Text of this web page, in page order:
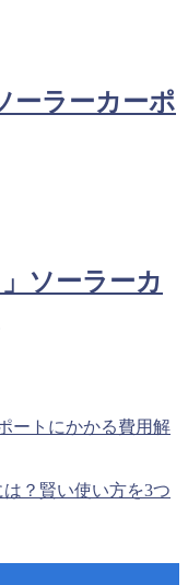
ーラーカーポ
ソーラーカ
ートにかかる費用解
？賢い使い方を3つ